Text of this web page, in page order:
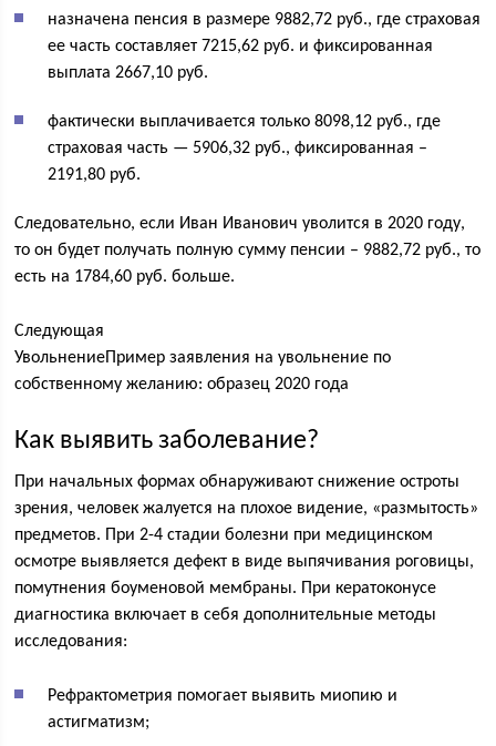
назначена пенсия в размере 9882,72 руб., где страховая
ее часть составляет 7215,62 руб. и фиксированная
выплата 2667,10 руб.
фактически выплачивается только 8098,12 руб., где
страховая часть — 5906,32 руб., фиксированная –
2191,80 руб.
Следовательно, если Иван Иванович уволится в 2020 году,
то он будет получать полную сумму пенсии – 9882,72 руб., то
есть на 1784,60 руб. больше.
Следующая
УвольнениеПример заявления на увольнение по
собственному желанию: образец 2020 года
Как выявить заболевание?
При начальных формах обнаруживают снижение остроты
зрения, человек жалуется на плохое видение, «размытость»
предметов. При 2-4 стадии болезни при медицинском
осмотре выявляется дефект в виде выпячивания роговицы,
помутнения боуменовой мембраны. При кератоконусе
диагностика включает в себя дополнительные методы
исследования:
Рефрактометрия помогает выявить миопию и
астигматизм;